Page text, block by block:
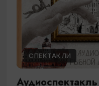
СПЕКТАКЛИ